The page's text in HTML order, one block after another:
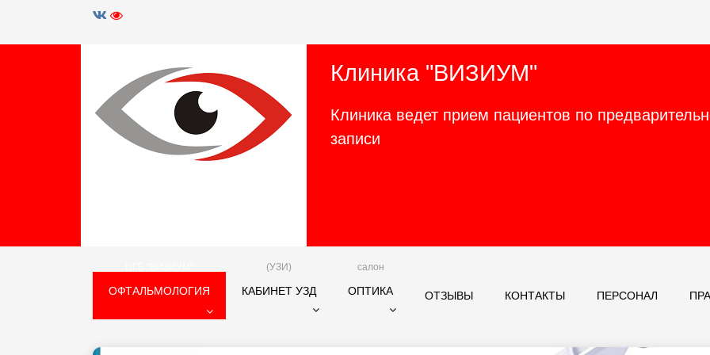
Клиника "ВИЗИУМ"
Клиника ведет прием пациентов по
записи
ОФТАЛЬМОЛОГИЯ КАБИНЕТ УЗД
(УЗИ)
ОПТИКА
салон
ОТЗЫВЫ КОНТАКТЫ ПЕРСОНАЛ